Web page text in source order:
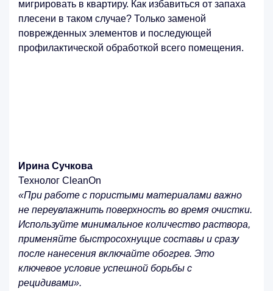
мигрировать в квартиру. Как избавиться от запаха
плесени в таком случае? Только заменой
поврежденных элементов и последующей
профилактической обработкой всего помещения.
Ирина Сучкова
Технолог CleanOn
«При работе с пористыми материалами важно
не переувлажнить поверхность во время очистки.
Используйте минимальное количество раствора,
применяйте быстросохнущие составы и сразу
после нанесения включайте обогрев. Это
ключевое условие успешной борьбы с
рецидивами».